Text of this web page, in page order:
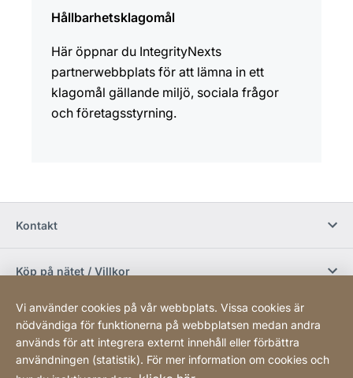
Hållbarhetsklagomål
Här öppnar du IntegrityNexts
partnerwebbplats för att lämna in ett
klagomål gällande miljö, sociala frågor
och företagsstyrning.
Kontakt
Köp på nätet / Villkor
Newsletter
Vi använder cookies på vår webbplats. Vissa cookies är
nödvändiga för funktionerna på webbplatsen medan andra
används för att integrera externt innehåll eller förbättra
användningen (statistik). För mer information om cookies och